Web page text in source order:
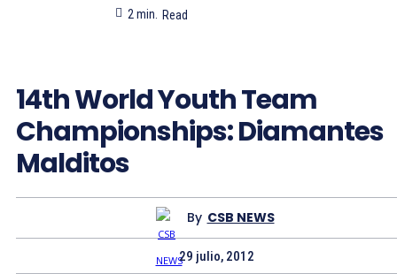
2min. Read
14th World Youth Team
Championships: Diamantes
Malditos
By CSB NEWS
29 julio, 2012